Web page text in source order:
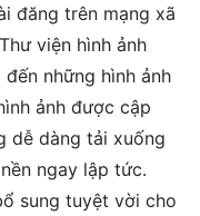
đăng trên mạng xã
viện hình ảnh
những hình ảnh
ảnh được cập
dễ dàng tải xuống
ngay lập tức.
sung tuyệt vời cho